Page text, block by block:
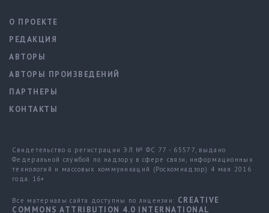
О ПРОЕКТЕ
РЕДАКЦИЯ
АВТОРЫ
АВТОРЫ ПРОИЗВЕДЕНИЙ
ПАРТНЕРЫ
КОНТАКТЫ
Свидетельство о регистрации ЭЛ № ФС 77 - 65577, выдано
Федеральной службой по надзору в сфере связи, информационных
технологий и массовых коммуникаций (Роскомнадзор) 4 мая 2016
года. 16+
Все материалы сайта доступны по лицензии: CREATIVE
COMMONS ATTRIBUTION 4.0 INTERNATIONAL